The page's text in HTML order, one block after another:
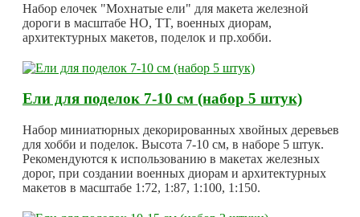
Набор елочек "Мохнатые ели" для макета железной
дороги в масштабе HO, TT, военных диорам,
архитектурных макетов, поделок и пр.хобби.
Ели для поделок 7-10 см (набор 5 штук)
Набор миниатюрных декорированных хвойных деревьев
для хобби и поделок. Высота 7-10 см, в наборе 5 штук.
Рекомендуются к использованию в макетах железных
дорог, при создании военных диорам и архитектурных
макетов в масштабе 1:72, 1:87, 1:100, 1:150.